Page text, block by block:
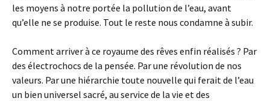
les moyens à notre portée la pollution de l’eau, avant
qu’elle ne se produise. Tout le reste nous condamne à subir.
Comment arriver à ce royaume des rêves enfin réalisés ? Par
des électrochocs de la pensée. Par une révolution de nos
valeurs. Par une hiérarchie toute nouvelle qui ferait de l’eau
un bien universel sacré, au service de la vie et des